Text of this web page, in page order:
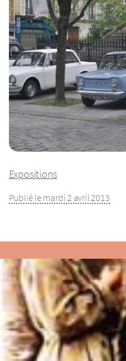
Expositions
Publié le mardi 2 avril 2013